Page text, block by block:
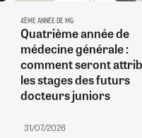
4ÈME ANNÉE DE MG
Quatrième année de
médecine générale :
comment seront
les stages des futurs
docteurs juniors
31/07/2026